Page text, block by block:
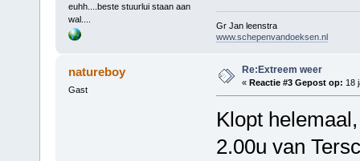
euhh....beste stuurlui staan aan
wal....
Gr Jan leenstra
www.schepenvandoeksen.nl
natureboy
Gast
Re:Extreem weer
« Reactie #3 Gepost op: 18
Klopt
2.00u van